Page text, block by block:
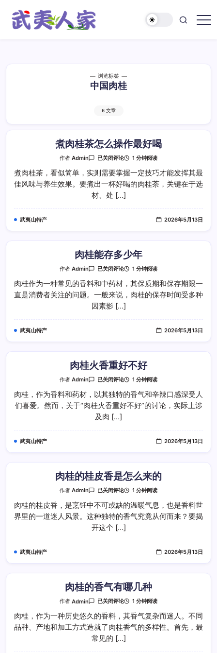
浏览标签
中国肉桂
6 文章
煮肉桂茶怎么操作最好喝
作者Admin
煮
桂
茶
怎
么
操
已关闭评论 1 分钟阅读
煮肉桂茶，看似简单，实则需要掌握一定技巧才能发挥其最
佳风味与养生效果。要煮出一杯好喝的肉桂茶，关键在于选
材、处 […]
武夷山特产 2026年5月13日
肉桂能存多少年
作者Admin
肉
能
存
多
少
年
已关闭评论 1 分钟阅读
肉桂作为一种常见的香料和中药材，其保质期和保存期限一
直是消费者关注的问题。一般来说，肉桂的保存时间受多种
因素影 […]
武夷山特产 2026年5月13日
肉桂火香重好不好
作者Admin
肉
火
香
重
好
不
已关闭评论 1 分钟阅读
肉桂，作为香料和药材，以其独特的香气和辛辣口感深受人
们喜爱。然而，关于“肉桂火香重好不好”的讨论，实际上涉
及肉 […]
武夷山特产 2026年5月13日
肉桂的桂皮香是怎么来的
作者Admin
肉
的
桂
皮
香
是
已关闭评论 1 分钟阅读
肉桂的桂皮香，是烹饪中不可或缺的温暖气息，也是香料世
界里的一道迷人风景。这种独特的香气究竟从何而来？要揭
开这个 […]
武夷山特产 2026年5月13日
肉桂的香气有哪几种
作者Admin
肉
的
香
气
有
哪
已关闭评论 1 分钟阅读
肉桂，作为一种历史悠久的香料，其香气复杂而迷人。不同
品种、产地和加工方式造就了肉桂香气的多样性。首先，最
常见的 […]